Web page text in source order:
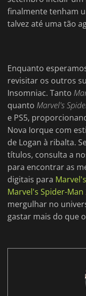
finalmente tenham
talvez até uma tão
Enquanto
revisitar os outros
Insomniac. Tanto
quanto Marvel's
e PS5,
Nova Iorque com
de Logan à ribalta.
títulos, consulta a
para encontrar as
digitais para
Marvel's Spider-Man
mergulhar no
gastar mais do que